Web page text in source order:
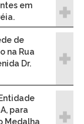
em
de
na Rua
Dr.
para
Medalha